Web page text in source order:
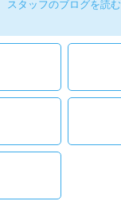
スタッフのブログを読む